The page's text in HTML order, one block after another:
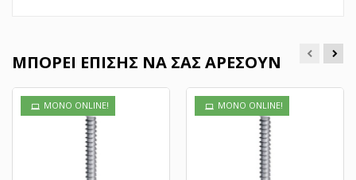
ΜΠΟΡΕΊ ΕΠΊΣΗΣ ΝΑ ΣΑΣ ΑΡΈΣΟΥΝ
ΜΌΝΟ ONLINE! ΜΌΝΟ ONLINE!